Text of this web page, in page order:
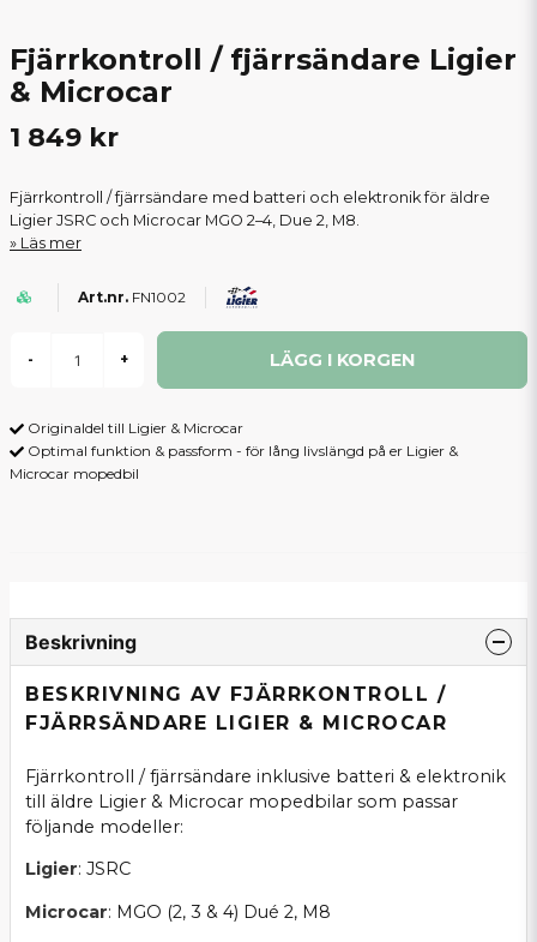
Fjärrkontroll / fjärrsändare Ligier
& Microcar
1 849 kr
Fjärrkontroll / fjärrsändare med batteri och elektronik för äldre
Ligier JSRC och Microcar MGO 2–4, Due 2, M8.
Läs mer
FN1002
- + LÄGG I KORGEN
Originaldel till Ligier & Microcar
Optimal funktion & passform - för lång livslängd på er Ligier &
Microcar mopedbil
Beskrivning
BESKRIVNING AV FJÄRRKONTROLL /
FJÄRRSÄNDARE LIGIER & MICROCAR
Fjärrkontroll / fjärrsändare inklusive batteri & elektronik
till äldre Ligier & Microcar mopedbilar som passar
följande modeller:
Ligier: JSRC
Microcar: MGO (2, 3 & 4) Dué 2, M8